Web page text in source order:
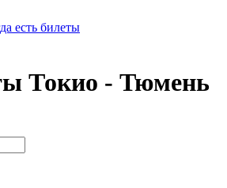
есть билеты
Токио - Тюмень